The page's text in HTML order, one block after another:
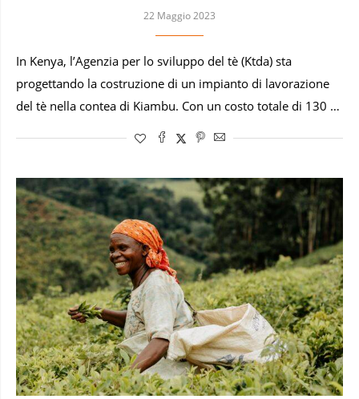
22 Maggio 2023
In Kenya, l’Agenzia per lo sviluppo del tè (Ktda) sta
progettando la costruzione di un impianto di lavorazione
del tè nella contea di Kiambu. Con un costo totale di 130 …